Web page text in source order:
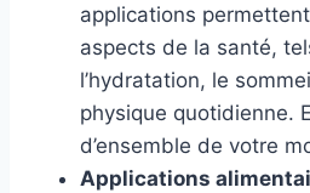
applications
aspects de la santé,
l’hydratation, le
physique quotidienne.
d’ensemble de votre
Applications